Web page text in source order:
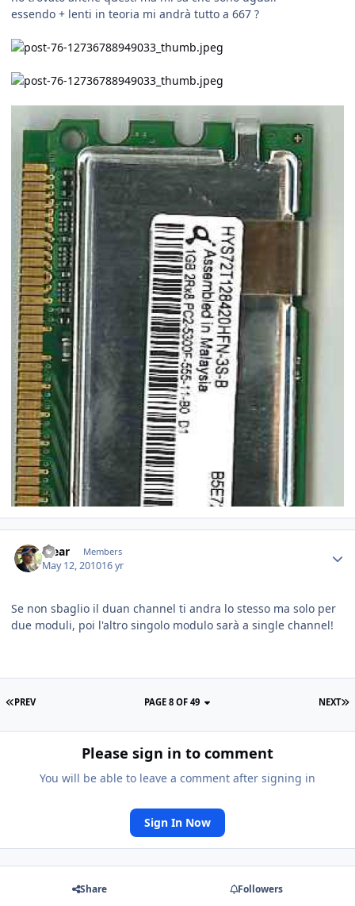
essendo + lenti in teoria mi andrà tutto a 667 ?
Yjear Members
May 12, 201016 yr
Se non sbaglio il duan channel ti andra lo stesso ma solo per
due moduli, poi l'altro singolo modulo sarà a single channel!
PREV NEXT
PAGE 8 OF 49
Please sign in to comment
You will be able to leave a comment after signing in
Sign In Now
Share Followers